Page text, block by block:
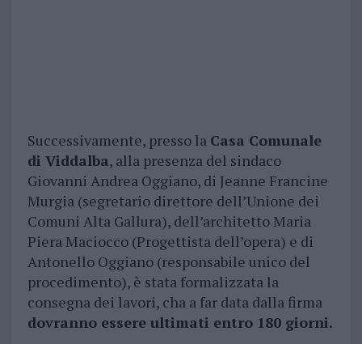
Successivamente, presso la Casa Comunale
di Viddalba, alla presenza del sindaco
Giovanni Andrea Oggiano, di Jeanne Francine
Murgia (segretario direttore dell’Unione dei
Comuni Alta Gallura), dell’architetto Maria
Piera Maciocco (Progettista dell’opera) e di
Antonello Oggiano (responsabile unico del
procedimento), è stata formalizzata la
consegna dei lavori, cha a far data dalla firma
dovranno essere ultimati entro 180 giorni.